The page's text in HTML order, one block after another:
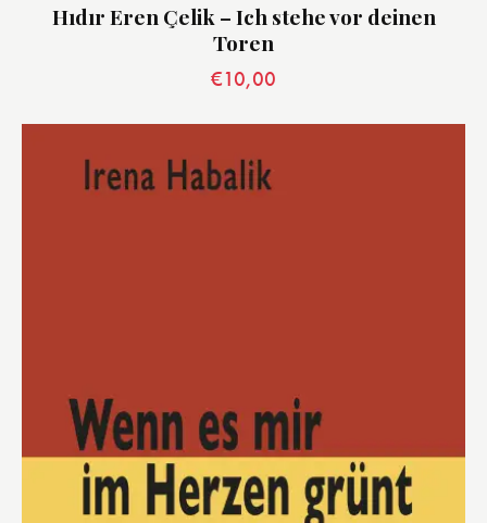
Hıdır Eren Çelik – Ich stehe vor deinen
Toren
€10,00